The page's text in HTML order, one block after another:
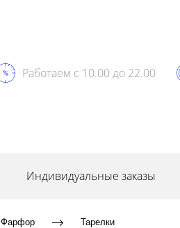
Работаем с 10.00 до 22.00
Индивидуальные заказы
Фарфор Тарелки